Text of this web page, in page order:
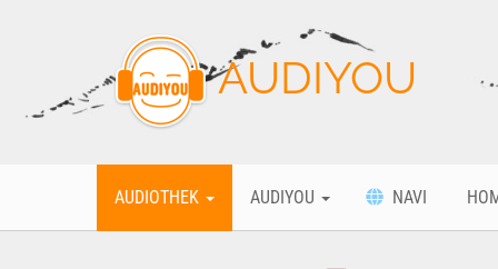
AUDIYOU
AUDIOTHEK AUDIYOU NAVI